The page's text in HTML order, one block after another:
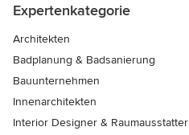
Expertenkategorie
Architekten
Badplanung & Badsanierung
Bauunternehmen
Innenarchitekten
Interior Designer & Raumausstatter